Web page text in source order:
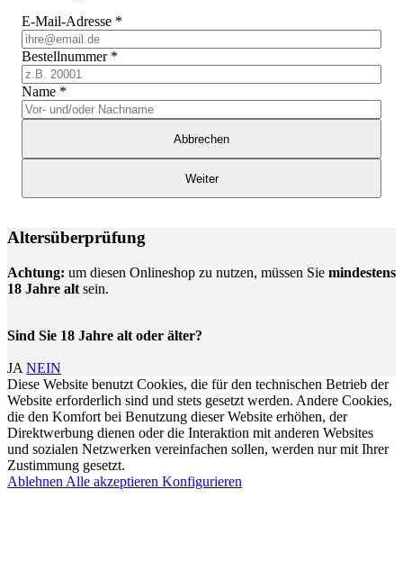
E-Mail-Adresse *
Bestellnummer *
Name *
Abbrechen
Weiter
Altersüberprüfung
Achtung: um diesen Onlineshop zu nutzen, müssen Sie mindestens
18 Jahre alt sein.
Sind Sie 18 Jahre alt oder älter?
JA NEIN
Diese Website benutzt Cookies, die für den technischen Betrieb der
Website erforderlich sind und stets gesetzt werden. Andere Cookies,
die den Komfort bei Benutzung dieser Website erhöhen, der
Direktwerbung dienen oder die Interaktion mit anderen Websites
und sozialen Netzwerken vereinfachen sollen, werden nur mit Ihrer
Zustimmung gesetzt.
Ablehnen Alle akzeptieren Konfigurieren